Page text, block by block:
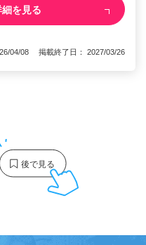
細を見る
04/08 掲載終了日： 2027/03/26